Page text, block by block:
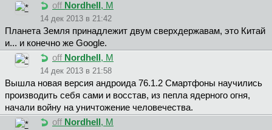
off Nordhell , М
14 дек 2013 в 21:42
Планета Земля принадлежит двум сверхдержавам, это Китай
и... и конечно же Google.
off Nordhell , М
14 дек 2013 в 21:58
Вышла новая версия андроида 76.1.2 Смартфоны научились
производить себя сами и восстав, из пепла ядерного огня,
начали войну на уничтожение человечества.
off Nordhell , М